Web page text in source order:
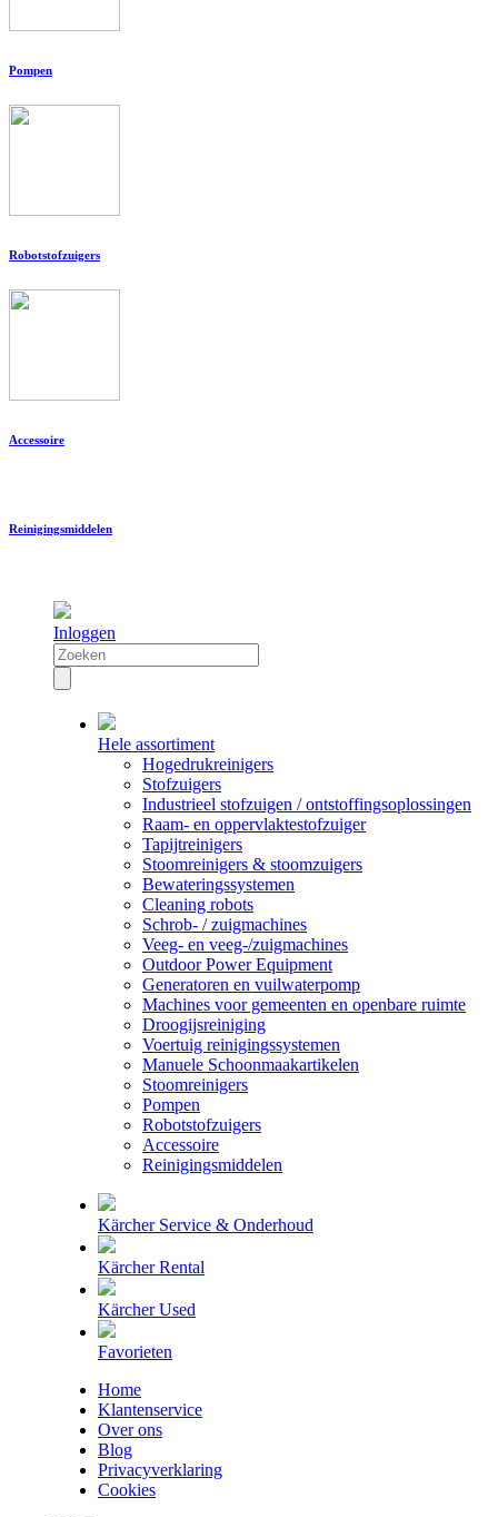
Pompen
Robotstofzuigers
Accessoire
Reinigingsmiddelen
Inloggen
Hele assortiment
Hogedrukreinigers
Stofzuigers
Industrieel stofzuigen / ontstoffingsoplossingen
Raam- en oppervlaktestofzuiger
Tapijtreinigers
Stoomreinigers & stoomzuigers
Bewateringssystemen
Cleaning robots
Schrob- / zuigmachines
Veeg- en veeg-/zuigmachines
Outdoor Power Equipment
Generatoren en vuilwaterpomp
Machines voor gemeenten en openbare ruimte
Droogijsreiniging
Voertuig reinigingssystemen
Manuele Schoonmaakartikelen
Stoomreinigers
Pompen
Robotstofzuigers
Accessoire
Reinigingsmiddelen
Kärcher Service & Onderhoud
Kärcher Rental
Kärcher Used
Favorieten
Home
Klantenservice
Over ons
Blog
Privacyverklaring
Cookies